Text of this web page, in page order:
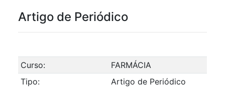
Artigo de Periódico
Curso:
FARMÁCIA
Tipo:
Artigo de Periódico